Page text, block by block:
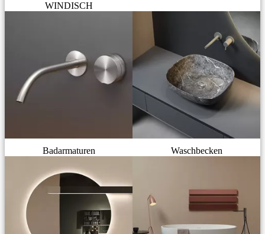
WINDISCH
Badarmaturen Waschbecken